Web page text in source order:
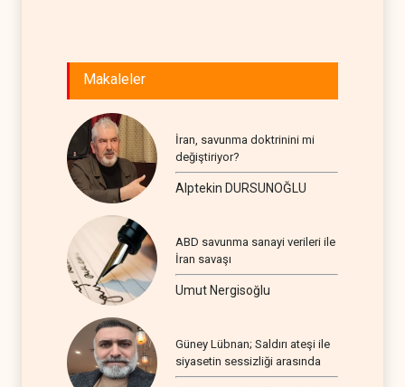
Makaleler
İran, savunma doktrinini mi
değiştiriyor?
Alptekin DURSUNOĞLU
ABD savunma sanayi verileri ile
İran savaşı
Umut Nergisoğlu
Güney Lübnan; Saldırı ateşi ile
siyasetin sessizliği arasında